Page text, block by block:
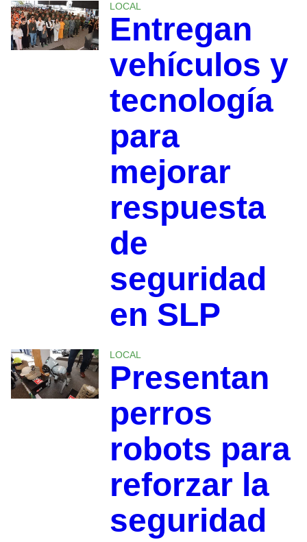
LOCAL
Entregan
vehículos y
tecnología
para
mejorar
respuesta
de
seguridad
en SLP
LOCAL
Presentan
perros
robots para
reforzar la
seguridad